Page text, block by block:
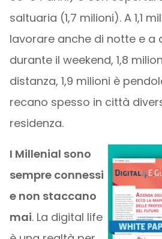
saltuaria (1,7 milioni). A 1,1
lavorare anche di notte e a
durante il weekend, 1,8
distanza, 1,9 milioni è
recano spesso in città
residenza.
I Millenial sono
sempre connessi
e non staccano
mai. La digital life